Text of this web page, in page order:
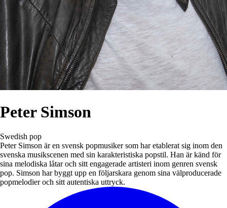
Peter Simson
Swedish pop
Peter Simson är en svensk popmusiker som har etablerat sig inom den
svenska musikscenen med sin karakteristiska popstil. Han är känd för
sina melodiska låtar och sitt engagerade artisteri inom genren svensk
pop. Simson har byggt upp en följarskara genom sina välproducerade
popmelodier och sitt autentiska uttryck.